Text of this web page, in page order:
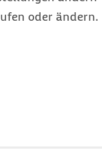
oder ändern.